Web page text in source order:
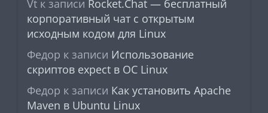
Vt к записи Rocket.Chat — бесплатный
корпоративный чат с открытым
исходным кодом для Linux
Федор к записи Использование
скриптов expect в ОС Linux
Федор к записи Как установить Apache
Maven в Ubuntu Linux